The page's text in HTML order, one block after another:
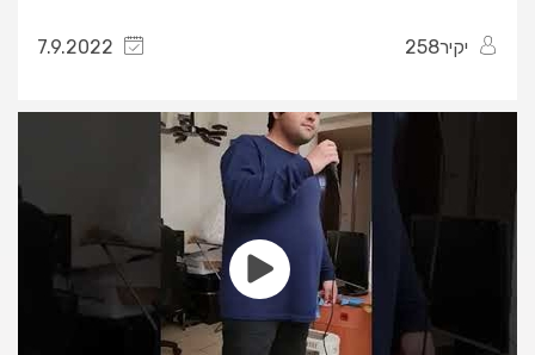
יקיר258 7.9.2022